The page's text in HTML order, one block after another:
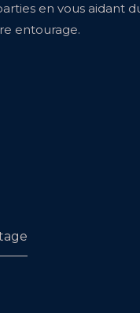
en vous aidant
entourage.